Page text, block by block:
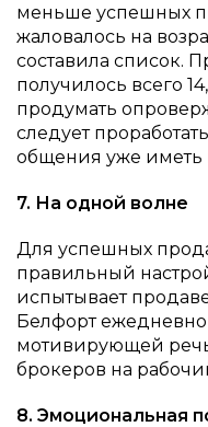
меньше успешных
жаловалось на
составила список.
получилось всего
продумать
следует
общения уже иметь
7. На одной волне
Для успешных
правильный
испытывает
Белфорт
мотивирующей
брокеров на
8. Эмоциональная